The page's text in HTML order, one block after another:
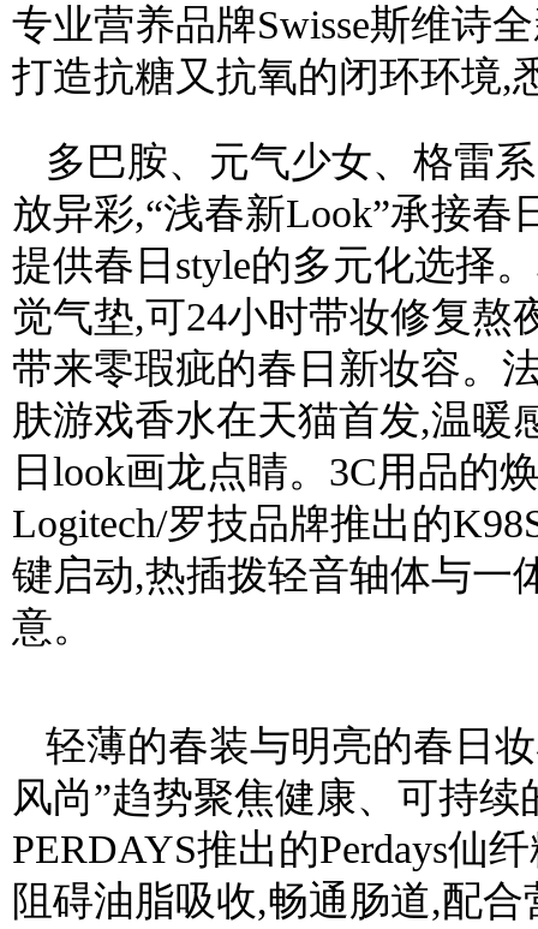
专业营养品牌Swisse斯维诗
打造抗糖又抗氧的闭环环境,
多巴胺、元气少女、格雷
放异彩,“浅春新Look”承接
提供春日style的多元化选择
觉气垫,可24小时带妆修复熬
带来零瑕疵的春日新妆容。
肤游戏香水在天猫首发,温暖
日look画龙点睛。3C用品的
Logitech/罗技品牌推出的
键启动,热插拨轻音轴体与一
意。
轻薄的春装与明亮的春日
风尚”趋势聚焦健康、可持
PERDAYS推出的Perdays仙
阻碍油脂吸收,畅通肠道,配